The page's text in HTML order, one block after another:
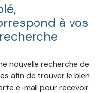
à vos
nouvelle recherche de
afin de trouver le bien
e-mail pour recevoir